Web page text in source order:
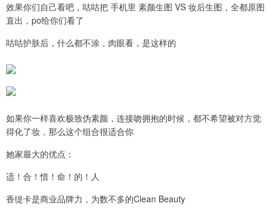
效果你们自己看吧，咕咕把 手机里 素颜生图 VS 妆后生图，全都原图
直出，po给你们看了
咕咕护肤后，什么都不涂，肉眼看，是这样的
如果你一样喜欢极致伪素颜，连接吻拥抱的时候，都不希望被对方觉
得化了妆，那么这个组合很适合你
她家最大的优点：
适！合！惜！命！的！人
香缇卡是商业品牌力，为数不多的Clean Beauty